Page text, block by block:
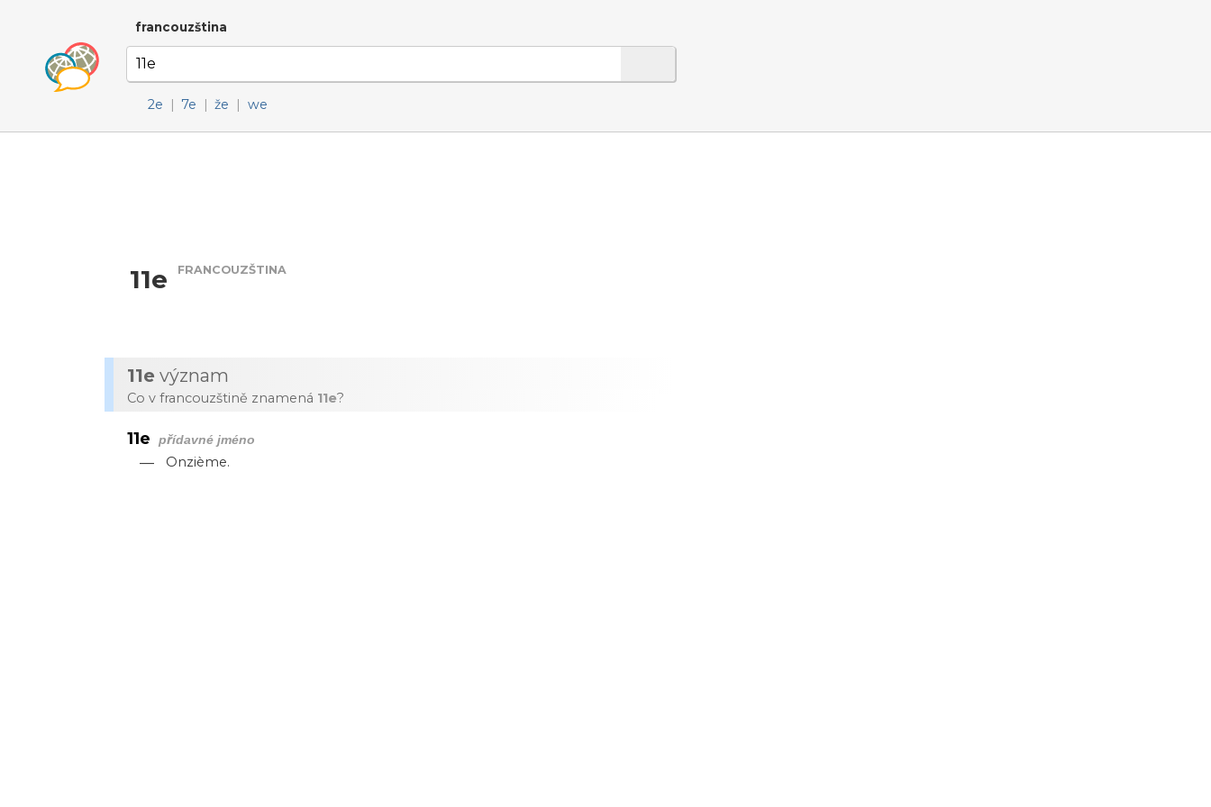
francouzština
2e | 7e | že | we
11e FRANCOUZŠTINA
11e význam
Co v francouzštině znamená 11e?
11e přídavné jméno
— Onzième.